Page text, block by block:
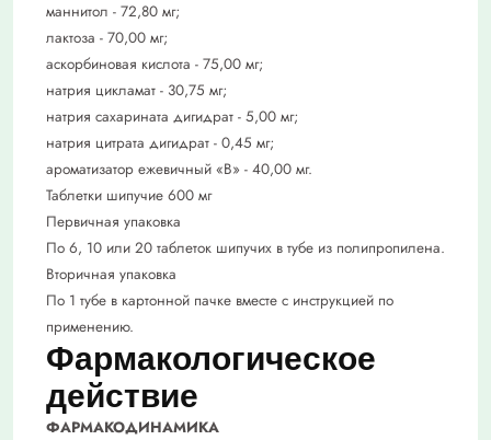
маннитол - 72,80 мг;
лактоза - 70,00 мг;
аскорбиновая кислота - 75,00 мг;
натрия цикламат - 30,75 мг;
натрия сахарината дигидрат - 5,00 мг;
натрия цитрата дигидрат - 0,45 мг;
ароматизатор ежевичный «В» - 40,00 мг.
Таблетки шипучие 600 мг
Первичная упаковка
По 6, 10 или 20 таблеток шипучих в тубе из полипропилена.
Вторичная упаковка
По 1 тубе в картонной пачке вместе с инструкцией по
применению.
Фармакологическое
действие
ФАРМАКОДИНАМИКА